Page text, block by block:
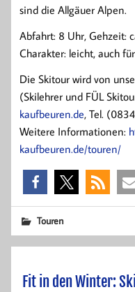
sind die Allgäuer Alpen.
Abfahrt: 8 Uhr, Gehzeit:
Charakter: leicht, auch
Die Skitour wird von
(Skilehrer und FÜL
kaufbeuren.de, Tel.
Weitere Informationen:
kaufbeuren.de/touren/
Touren
Fit in den Winter: